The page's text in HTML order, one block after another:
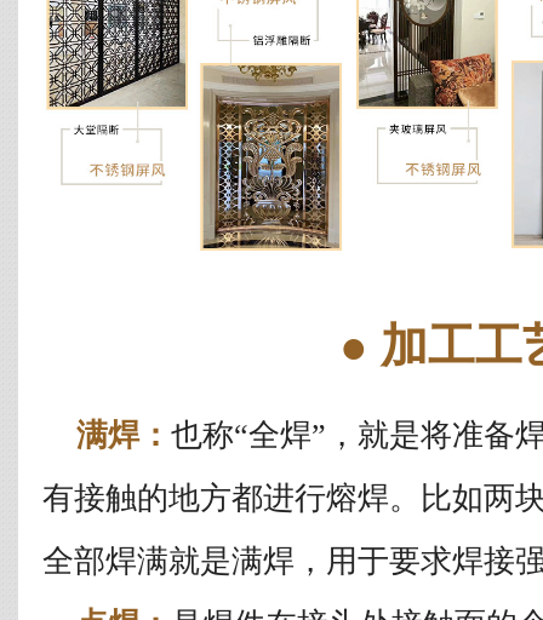
● 加工工
满焊： 也称“全焊”，就是将准备
有接触的地方都进行熔焊。比如两
全部焊满就是满焊，用于要求焊接